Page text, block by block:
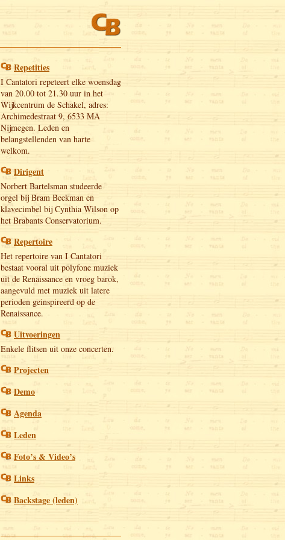
Repetities
I Cantatori repeteert elke woensdag
van 20.00 tot 21.30 uur in het
Wijkcentrum de Schakel, adres:
Archimedestraat 9, 6533 MA
Nijmegen. Leden en
belangstellenden van harte
welkom.
Dirigent
Norbert Bartelsman studeerde
orgel bij Bram Beekman en
klavecimbel bij Cynthia Wilson op
het Brabants Conservatorium.
Repertoire
Het repertoire van I Cantatori
bestaat vooral uit polyfone muziek
uit de Renaissance en vroeg barok,
aangevuld met muziek uit latere
perioden geinspireerd op de
Renaissance.
Uitvoeringen
Enkele flitsen uit onze concerten.
Projecten
Demo
Agenda
Leden
Foto’s & Video’s
Links
Backstage (leden)